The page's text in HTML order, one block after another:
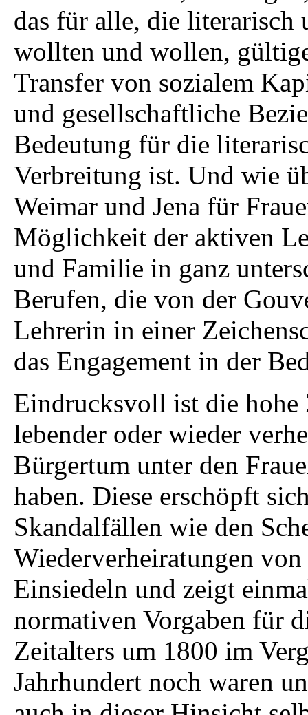
das für alle, die literarisch
wollten und wollen,
Transfer von sozialem
und gesellschaftliche
Bedeutung für die
Verbreitung ist. Und wie
Weimar und Jena für
Möglichkeit der aktiven
und Familie in ganz
Berufen, die von der
Lehrerin in einer
das Engagement in der
Eindrucksvoll ist die hohe
lebender oder wieder
Bürgertum unter den
haben. Diese erschöpft
Skandalfällen wie den
Wiederverheiratungen
Einsiedeln und zeigt
normativen Vorgaben für
Zeitalters um 1800 im
Jahrhundert noch waren